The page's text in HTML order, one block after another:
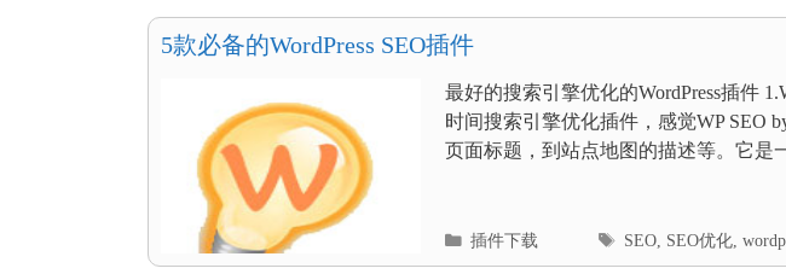
目
录
5款必备的WordPress SEO插件
最好的搜索引擎优化的WordPress插件
时间搜索引擎优化插件，感觉WP SEO
页面标题，到站点地图的描述等。它是
分
类
插件下载
标
签
SEO, SEO优化,